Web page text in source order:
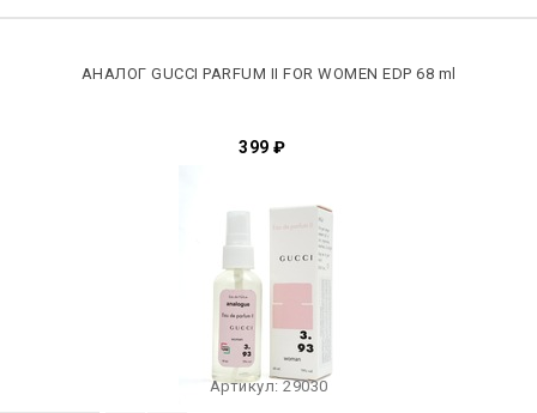
АНАЛОГ GUCCI PARFUM II FOR WOMEN EDP 68 ml
399 ₽
Артикул:29030